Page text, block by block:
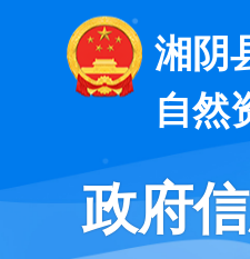
湘阴
自然
政府